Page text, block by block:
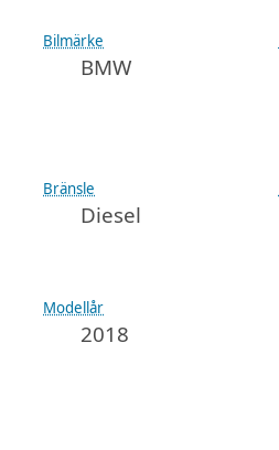
Bilmärke
BMW
Bränsle
Diesel
Modellår
2018